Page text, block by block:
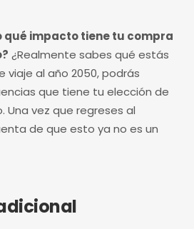
qué impacto tiene tu compra
¿Realmente sabes qué estás
viaje al año 2050, podrás
que tiene tu elección de
Una vez que regreses al
de que esto ya no es un